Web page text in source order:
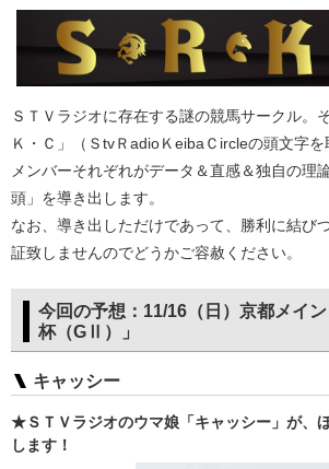
ＳＴＶラジオに存在する謎の競馬サークル。
Ｋ・Ｃ」（ＳtvＲadioＫeibaＣircleの頭文字
メンバーそれぞれがデータ＆直感＆独自の理
頭」を導き出します。
なお、導き出しただけであって、勝利に結び
証致しませんのでどうかご容赦ください。
今回の予想：11/16（日）京都メイ
杯（GⅡ）」
キャッシー
★ＳＴＶラジオのウマ娘「キャッシー」が、
します！